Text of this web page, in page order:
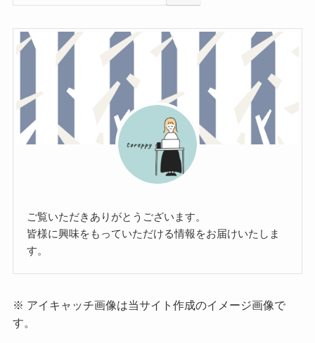
ご覧いただきありがとうございます。
皆様に興味をもっていただける情報をお届けいたしま
す。
※ アイキャッチ画像は当サイト作成のイメージ画像で
す。